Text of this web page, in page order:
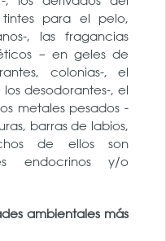
tintes para el pelo,
, las fragancias
– en geles de
colonias-, el
desodorantes-, el
metales pesados -
barras de labios,
de ellos son
endocrinos y/o
ambientales más